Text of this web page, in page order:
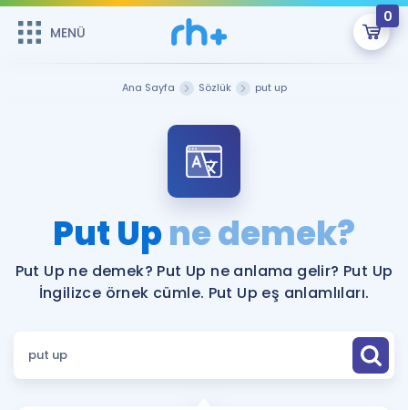
MENÜ
0
Şifremi Hatırlamıyorum
ÜYE DEĞİLİM
Sepetin Şu An Boş.
Remzi Hoca ile seni sınava hazırlayacak onlarca eğitim seni
bekliyor!
MENÜ
Katılımcı Görüşleri
Faydalı Araçlar
Sözlük
Ana Sayfa Sözlük put up
Put Upne demek?
Put Up ne demek? Put Up ne anlama gelir? Put Up
İngilizce örnek cümle. Put Up eş anlamlıları.